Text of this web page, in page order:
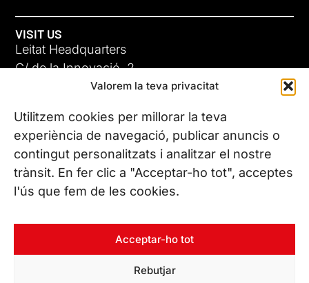
Valorem la teva privacitat
Utilitzem cookies per millorar la teva
experiència de navegació, publicar anuncis o
contingut personalitzats i analitzar el nostre
trànsit. En fer clic a "Acceptar-ho tot", acceptes
l'ús que fem de les cookies.
Acceptar-ho tot
Rebutjar
VISIT US
Leitat Headquarters
C/ de la Innovació, 2
08225 Terrassa, (Barcelona)
All our offices
CONTACT US
Phone. (+34) 937 882 300